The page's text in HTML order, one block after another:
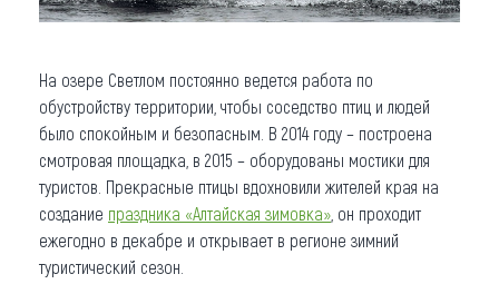
На озере Светлом постоянно ведется работа по
обустройству территории, чтобы соседство птиц и людей
было спокойным и безопасным. В 2014 году – построена
смотровая площадка, в 2015 – оборудованы мостики для
туристов. Прекрасные птицы вдохновили жителей края на
создание праздника «Алтайская зимовка» , он проходит
ежегодно в декабре и открывает в регионе зимний
туристический сезон.